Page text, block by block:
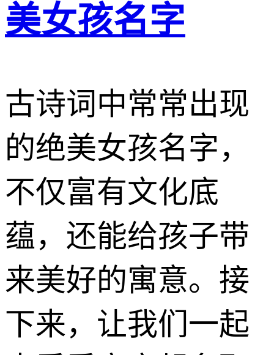
美女孩名字
古诗词中常常出现
的绝美女孩名字，
不仅富有文化底
蕴，还能给孩子带
来美好的寓意。接
下来，让我们一起